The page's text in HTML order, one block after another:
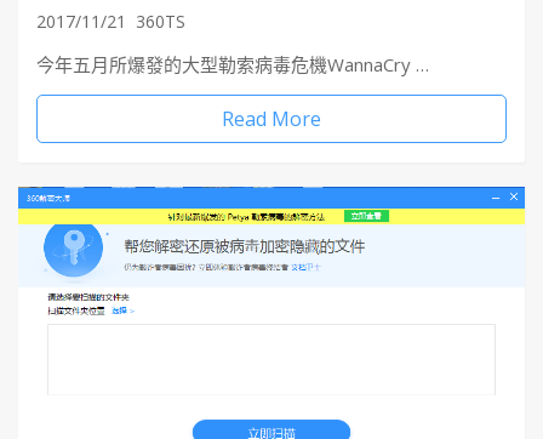
2017/11/21 360TS
今年五月所爆發的大型勒索病毒危機WannaCry …
Read More